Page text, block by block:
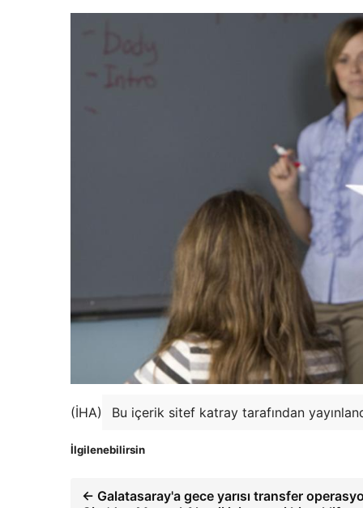
(İHA) Bu içerik sitef katray tarafından
İlgilenebilirsin
← Galatasaray'a gece yarısı transfer